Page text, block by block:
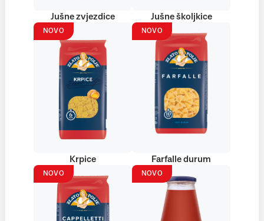
Jušne zvjezdice Jušne školjkice
NOVO
Krpice
NOVO
Farfalle durum
NOVO NOVO